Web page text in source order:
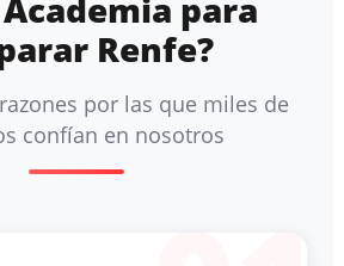
para
Renfe?
por las que miles de
confían en nosotros